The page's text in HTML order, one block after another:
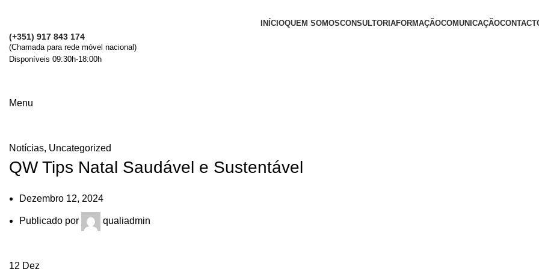
INÍCIOQUEM SOMOSCONSULTORIAFORMAÇÃOCOMUNICAÇÃO
(+351) 917 843 174
(Chamada para rede móvel nacional)
Disponíveis 09:30h-18:00h
Menu
Notícias, Uncategorized
QW Tips Natal Saudável e Sustentável
Dezembro 12, 2024
Publicado por qualiadmin
12 Dez